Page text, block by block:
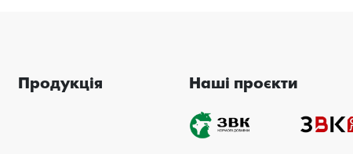
Продукція Наші проєкти